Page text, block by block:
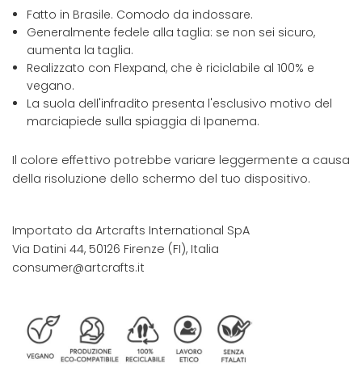
Fatto in Brasile. Comodo da indossare.
Generalmente fedele alla taglia: se non sei sicuro,
aumenta la taglia.
Realizzato con Flexpand, che è riciclabile al 100% e
vegano.
La suola dell'infradito presenta l'esclusivo motivo del
marciapiede sulla spiaggia di Ipanema.
Il colore effettivo potrebbe variare leggermente a causa
della risoluzione dello schermo del tuo dispositivo.
Importato da Artcrafts International SpA
Via Datini 44, 50126 Firenze (FI), Italia
consumer@artcrafts.it